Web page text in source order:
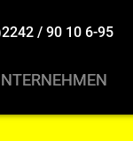
/ 90 10 6-95